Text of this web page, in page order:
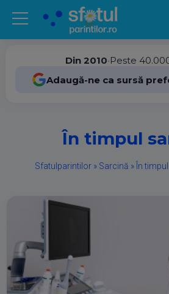
Din 2010•Peste
Adaugă-ne ca sursă
În timpul
Sfatulparintilor» Sarcină » În